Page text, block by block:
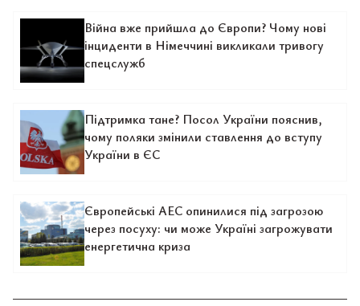
Війна вже прийшла до Європи? Чому нові
інциденти в Німеччині викликали тривогу
спецслужб
Підтримка тане? Посол України пояснив,
чому поляки змінили ставлення до вступу
України в ЄС
Європейські АЕС опинилися під загрозою
через посуху: чи може Україні загрожувати
енергетична криза